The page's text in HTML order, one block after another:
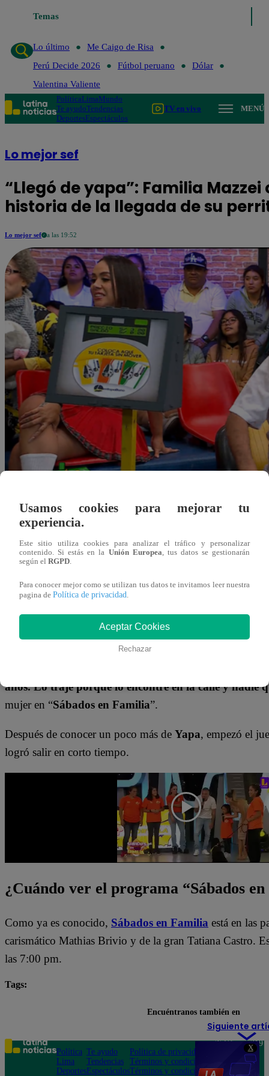
X
Temas
Lo último
Me Caigo de Risa
Perú Decide 2026
Fútbol peruano
Dólar
Valentina Valiente
PolíticaLimaMundo
Te ayudoTendencias
DeportesEspectáculos
TV en vivo MENÚ
Lo mejor sef
“Llegó de yapa”: Familia
historia de la llegada de su
Lo mejor sef a las 19:52
14 de octubre 2023
Las mascotas son, tal vez, las más esperadas por los
octubre, llegó hasta el set
mascotas
“. Su dueño, Chino, le contó a nuestro
a su vida
años. Lo traje porque lo encontré en la calle y nadie
mujer en “Sábados en Familia”.
Después de conocer un poco más de Yapa, empezó el
logró salir en corto tiempo.
¿Cuándo ver el programa “Sábados
Como ya es conocido, Sábados en Familia está en las
carismático Mathias Brivio y de la gran Tatiana Castro.
las 7:00 pm.
Tags:
Siguiente
Usamos cookies para mejorar tu
experiencia.
Este sitio utiliza cookies para analizar el tráfico y personalizar
contenido. Si estás en la Unión Europea , tus datos se gestionarán
según el RGPD
Para conocer mejor como se utilizan tus datos te invitamos leer nuestra
pagina de Política de privacidad
Aceptar Cookies
Rechazar
Encuéntranos también en
Política
Lima
Deportes
Te ayudo
Tendencias
Espectáculos
Política de privacidad
Términos y condiciones
Términos y condiciones
Teléfono: 219
Av. San
Felipe 968